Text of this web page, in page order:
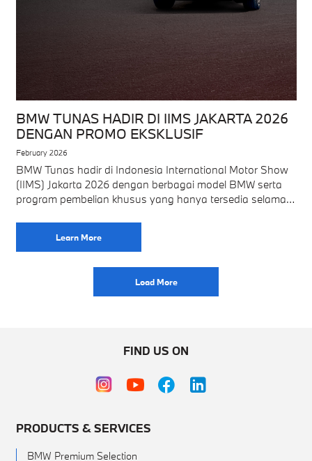
BMW TUNAS HADIR DI IIMS JAKARTA 2026
DENGAN PROMO EKSKLUSIF
February 2026
BMW Tunas hadir di Indonesia International Motor Show
(IIMS) Jakarta 2026 dengan berbagai model BMW serta
program pembelian khusus yang hanya tersedia selama
Learn More
Load More
FIND US ON
PRODUCTS & SERVICES
BMW Premium Selection